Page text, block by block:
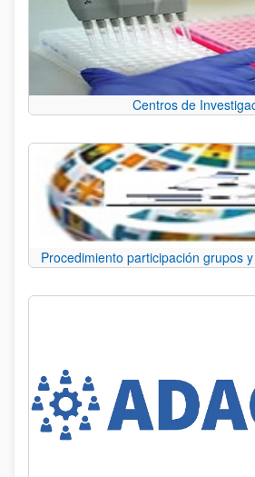
Centros de
Procedimiento participación grupos